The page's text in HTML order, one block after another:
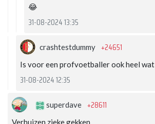
😂
31-08-2024 13:35
crashtestdummy +24651
Is voor een profvoetballer ook heel wat
31-08-2024 12:35
superdave +28611
Verhuizen zieke gekken